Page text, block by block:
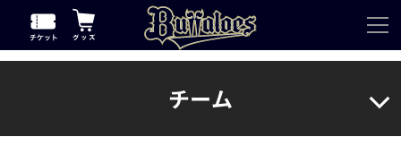
チーム